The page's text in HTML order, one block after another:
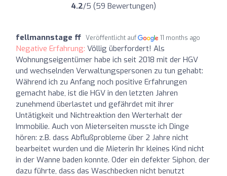
4.2/5 (59 Bewertungen)
fellmannstage ff Veröffentlicht auf 11 months ago
Negative Erfahrung: Völlig überfordert! Als
Wohnungseigentümer habe ich seit 2018 mit der HGV
und wechselnden Verwaltungspersonen zu tun gehabt:
Während ich zu Anfang noch positive Erfahrungen
gemacht habe, ist die HGV in den letzten Jahren
zunehmend überlastet und gefährdet mit ihrer
Untätigkeit und Nichtreaktion den Werterhalt der
Immobilie. Auch von Mieterseiten musste ich Dinge
hören: z.B. dass Abflußprobleme über 2 Jahre nicht
bearbeitet wurden und die Mieterin Ihr kleines Kind nicht
in der Wanne baden konnte. Oder ein defekter Siphon, der
dazu führte, dass das Waschbecken nicht benutzt